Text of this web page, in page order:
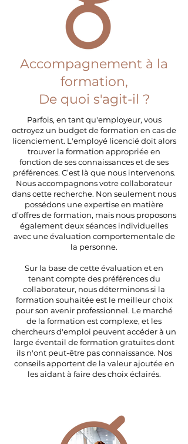
Accompagnement à la
formation,
De quoi s'agit-il ?
Parfois, en tant qu'employeur, vous
octroyez un budget de formation en cas de
licenciement. L'employé licencié doit alors
trouver la formation appropriée en
fonction de ses connaissances et de ses
préférences. C’est là que nous intervenons.
Nous accompagnons votre collaborateur
dans cette recherche. Non seulement nous
possédons une expertise en matière
d’offres de formation, mais nous proposons
également deux séances individuelles
avec une évaluation comportementale de
la personne.
Sur la base de cette évaluation et en
tenant compte des préférences du
collaborateur, nous déterminons si la
formation souhaitée est le meilleur choix
pour son avenir professionnel. Le marché
de la formation est complexe, et les
chercheurs d'emploi peuvent accéder à un
large éventail de formation gratuites dont
ils n'ont peut-être pas connaissance. Nos
conseils apportent de la valeur ajoutée en
les aidant à faire des choix éclairés.